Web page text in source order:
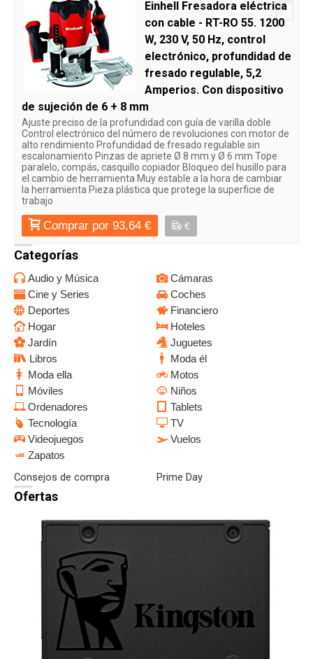
Einhell Fresadora eléctrica
con cable - RT-RO 55. 1200
W, 230 V, 50 Hz, control
electrónico, profundidad de
fresado regulable, 5,2
Amperios. Con dispositivo
de sujeción de 6 + 8 mm
Ajuste preciso de la profundidad con guía de varilla doble
Control electrónico del número de revoluciones con motor de
alto rendimiento Profundidad de fresado regulable sin
escalonamiento Pinzas de apriete Ø 8 mm y Ø 6 mm Tope
paralelo, compás, casquillo copiador Bloqueo del husillo para
el cambio de herramienta Muy estable a la hora de cambiar
la herramienta Pieza plástica que protege la superficie de
trabajo
Comprar por 93,64 € €
Categorías
Audio y Música
Cámaras
Cine y Series
Coches
Deportes
Financiero
Hogar
Hoteles
Jardín
Juguetes
Libros
Moda él
Moda ella
Motos
Móviles
Niños
Ordenadores
Tablets
Tecnología
TV
Videojuegos
Vuelos
Zapatos
Consejos de compra Prime Day
Ofertas